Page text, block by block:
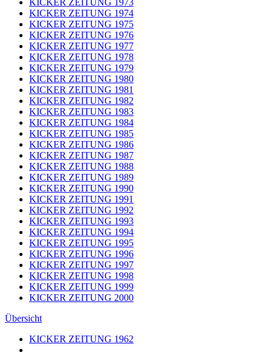
KICKER ZEITUNG 1973
KICKER ZEITUNG 1974
KICKER ZEITUNG 1975
KICKER ZEITUNG 1976
KICKER ZEITUNG 1977
KICKER ZEITUNG 1978
KICKER ZEITUNG 1979
KICKER ZEITUNG 1980
KICKER ZEITUNG 1981
KICKER ZEITUNG 1982
KICKER ZEITUNG 1983
KICKER ZEITUNG 1984
KICKER ZEITUNG 1985
KICKER ZEITUNG 1986
KICKER ZEITUNG 1987
KICKER ZEITUNG 1988
KICKER ZEITUNG 1989
KICKER ZEITUNG 1990
KICKER ZEITUNG 1991
KICKER ZEITUNG 1992
KICKER ZEITUNG 1993
KICKER ZEITUNG 1994
KICKER ZEITUNG 1995
KICKER ZEITUNG 1996
KICKER ZEITUNG 1997
KICKER ZEITUNG 1998
KICKER ZEITUNG 1999
KICKER ZEITUNG 2000
Übersicht
KICKER ZEITUNG 1962